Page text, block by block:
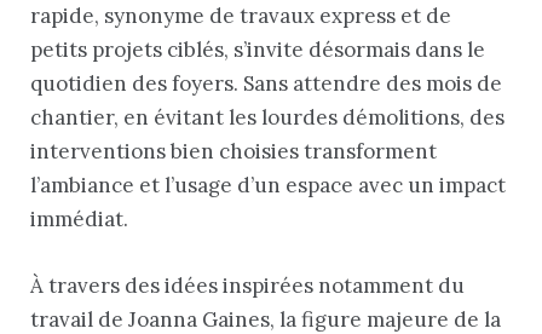
rapide, synonyme de travaux express et de
petits projets ciblés, s’invite désormais dans le
quotidien des foyers. Sans attendre des mois de
chantier, en évitant les lourdes démolitions, des
interventions bien choisies transforment
l’ambiance et l’usage d’un espace avec un impact
immédiat.
À travers des idées inspirées notamment du
travail de Joanna Gaines, la figure majeure de la